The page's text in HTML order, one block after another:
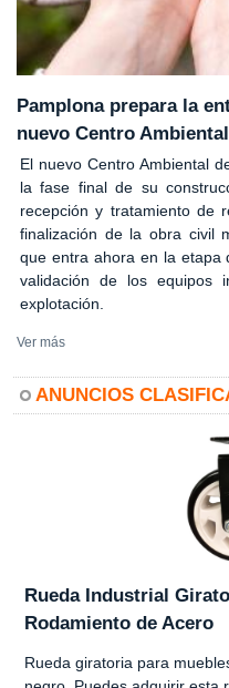
Pamplona prepara la
nuevo Centro
El nuevo Centro Ambiental
la fase final de su
recepción y tratamiento de
finalización de la obra civil
que entra ahora en la etapa
validación de los equipos
explotación.
Ver más
ANUNCIOS
Rueda Industrial
Rodamiento de Acero
Rueda giratoria para